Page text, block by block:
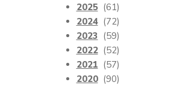
2025 (61)
2024 (72)
2023 (59)
2022 (52)
2021 (57)
2020 (90)